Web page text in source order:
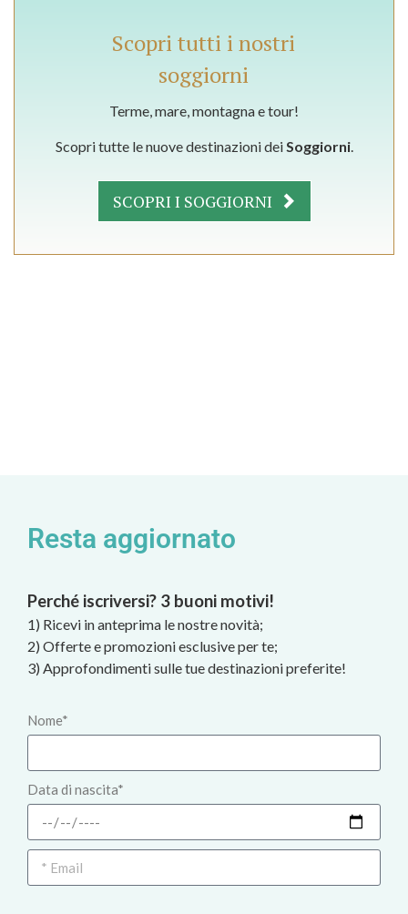
Scopri tutti i nostri
soggiorni
Terme, mare, montagna e tour!
Scopri tutte le nuove destinazioni deiSoggiorni.
SCOPRI I SOGGIORNI
Resta aggiornato
Perché iscriversi? 3 buoni motivi!
1) Ricevi in anteprima le nostre novità;
2) Offerte e promozioni esclusive per te;
3) Approfondimenti sulle tue destinazioni preferite!
Nome*
Data di nascita*